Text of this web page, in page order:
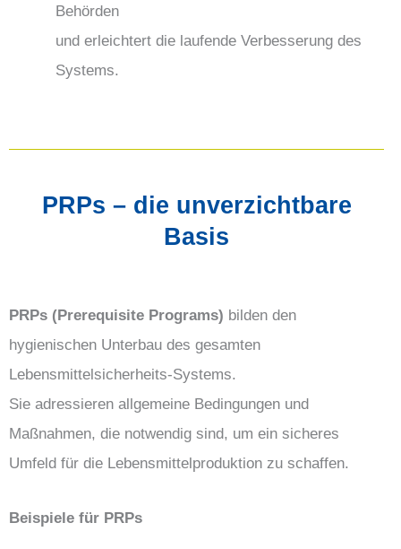
Behörden
und erleichtert die laufende Verbesserung des
Systems.
PRPs – die unverzichtbare
Basis
PRPs (Prerequisite Programs) bilden den
hygienischen Unterbau des gesamten
Lebensmittelsicherheits-Systems.
Sie adressieren allgemeine Bedingungen und
Maßnahmen, die notwendig sind, um ein sicheres
Umfeld für die Lebensmittelproduktion zu schaffen.
Beispiele für PRPs